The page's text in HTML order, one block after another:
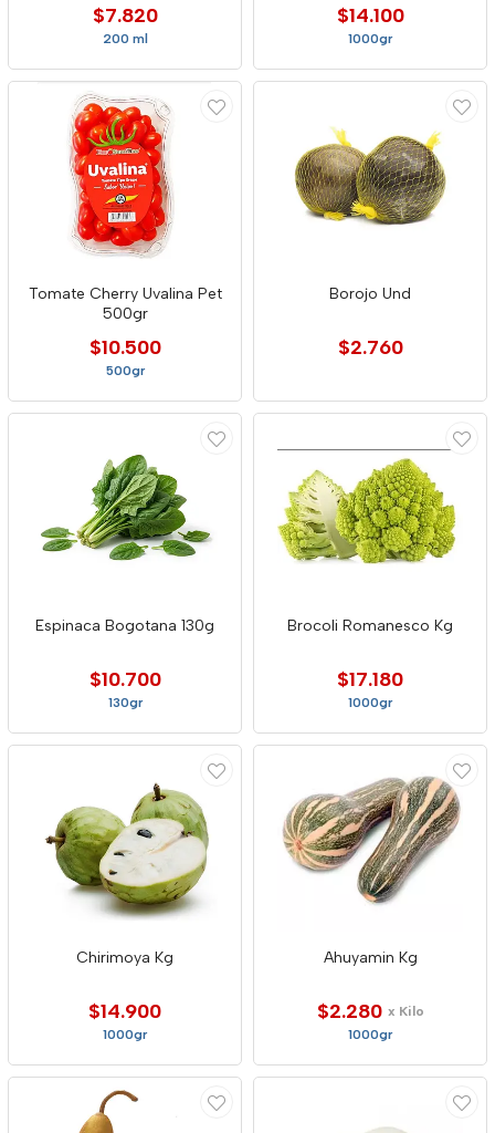
$7.820
200 ml
$14.100
1000gr
Tomate Cherry Uvalina Pet
500gr
$10.500
500gr
Borojo Und
$2.760
Espinaca Bogotana 130g
$10.700
130gr
Brocoli Romanesco Kg
$17.180
1000gr
Chirimoya Kg
$14.900
1000gr
Ahuyamin Kg
$2.280 x Kilo
1000gr